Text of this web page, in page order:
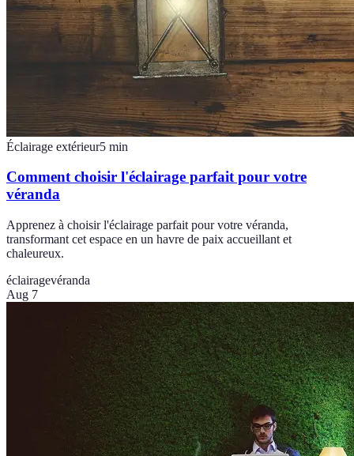
Éclairage extérieur5 min
Comment choisir l'éclairage parfait pour votre
véranda
Apprenez à choisir l'éclairage parfait pour votre véranda,
transformant cet espace en un havre de paix accueillant et
chaleureux.
éclairagevéranda
Aug 7